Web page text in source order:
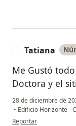
Tatiana
Me Gustó
Doctora y el
28 de diciembre de
• Edificio Horizonte -
en opinión del usuario
Reportar